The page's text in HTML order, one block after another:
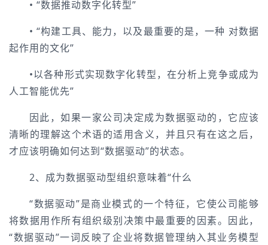
• “数据推动数字化转型”
• “构建工具、能力，以及最重要的是，一种 对数据
起作用的文化”
•以各种形式实现数字化转型，在分析上竞争或成为
人工智能优先”
因此，如果一家公司决定成为数据驱动的，它应该
清晰的理解这个术语的适用含义，并且只有在这之后，
才应该明确如何达到“数据驱动”的状态。
2、成为数据驱动型组织意味着“什么
“数据驱动”是商业模式的一个特征，它使公司能够
将数据用作所有组织级别决策中最重要的因素。因此，
“数据驱动”一词反映了企业将数据管理纳入其业务模型